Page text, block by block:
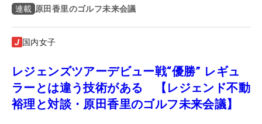
連載 原田香里のゴルフ未来会議
国内女子
レジェンズツアーデビュー戦“優勝” レギュ
ラーとは違う技術がある 【レジェンド不動
裕理と対談・原田香里のゴルフ未来会議】